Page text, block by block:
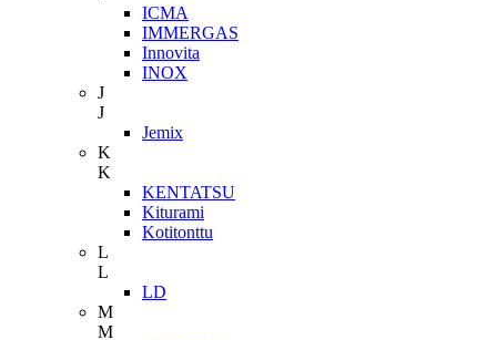
ICMA
IMMERGAS
Innovita
INOX
J
J
Jemix
K
K
KENTATSU
Kiturami
Kotitonttu
L
L
LD
M
M